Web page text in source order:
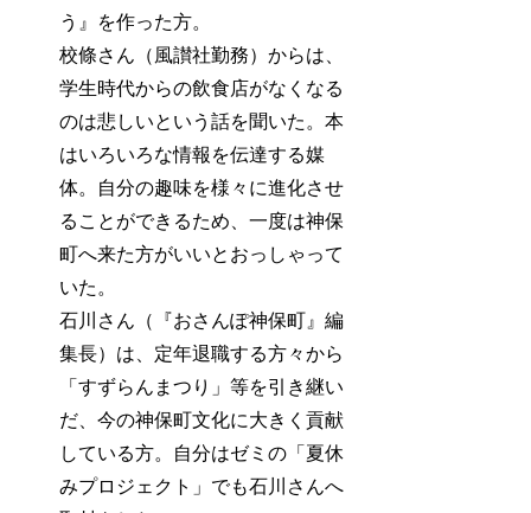
う』を作った方。
校條さん（風讃社勤務）からは、
学生時代からの飲食店がなくなる
のは悲しいという話を聞いた。本
はいろいろな情報を伝達する媒
体。自分の趣味を様々に進化させ
ることができるため、一度は神保
町へ来た方がいいとおっしゃって
いた。
石川さん（『おさんぽ神保町』編
集長）は、定年退職する方々から
「すずらんまつり」等を引き継い
だ、今の神保町文化に大きく貢献
している方。自分はゼミの「夏休
みプロジェクト」でも石川さんへ